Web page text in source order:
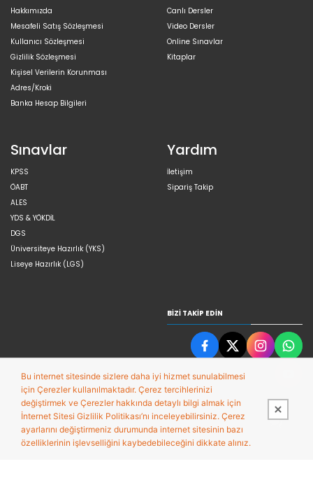
Hakkımızda
Mesafeli Satış Sözleşmesi
Kullanıcı Sözleşmesi
Gizlilik Sözleşmesi
Kişisel Verilerin Korunması
Adres/Kroki
Banka Hesap Bilgileri
Canlı Dersler
Video Dersler
Online Sınavlar
Kitaplar
Sınavlar
KPSS
ÖABT
ALES
YDS & YÖKDİL
DGS
Üniversiteye Hazırlık (YKS)
Liseye Hazırlık (LGS)
Yardım
İletişim
Sipariş Takip
BIZI TAKIP EDIN
Bu internet sitesinde sizlere daha iyi hizmet sunulabilmesi
için Çerezler kullanılmaktadır. Çerez tercihlerinizi
değiştirmek ve Çerezler hakkında detaylı bilgi almak için
İnternet Sitesi Gizlilik Politikası’nı inceleyebilirsiniz. Çerez
ayarlarını değiştirmeniz durumunda internet sitesinin bazı
özelliklerinin işlevselliğini kaybedebileceğini dikkate alınız.